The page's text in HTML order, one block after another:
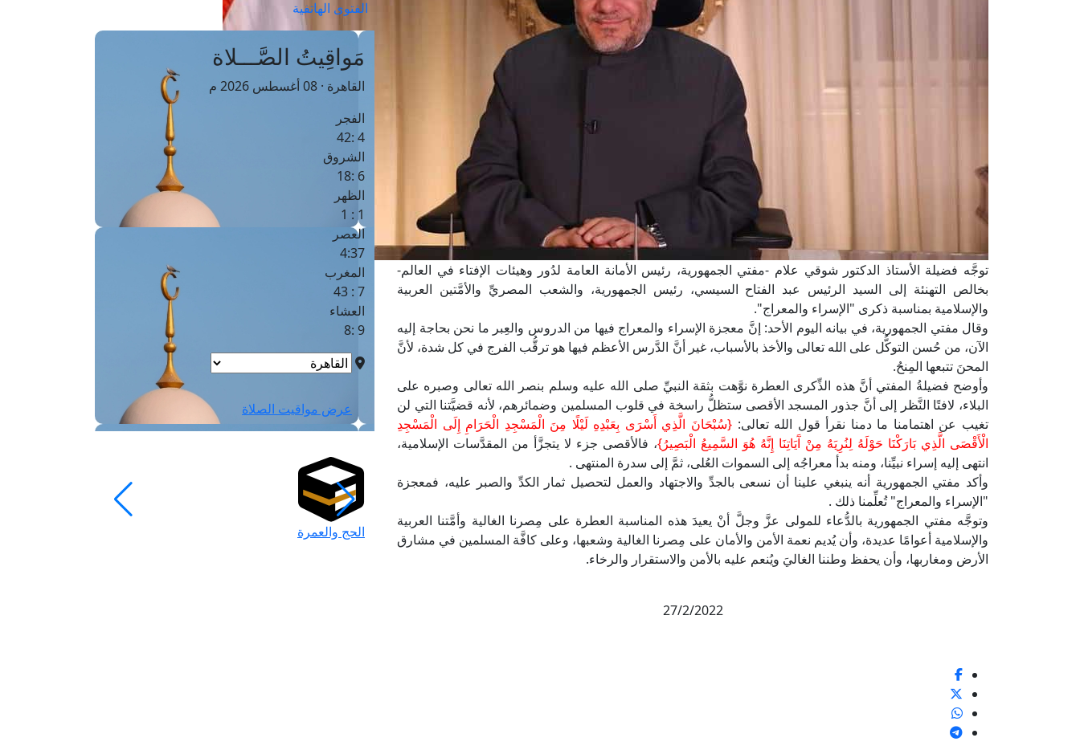
توجَّه فضيلة الأستاذ الدكتور شوقي علام -مفتي الجمهورية، رئيس الأمانة العامة لدُور وهيئات الإفتاء في العالم-
بخالص التهنئة إلى السيد الرئيس عبد الفتاح السيسي، رئيس الجمهورية، والشعب المصريِّ والأمَّتين العربية
والإسلامية بمناسبة ذكرى "الإسراء والمعراج".
وقال مفتي الجمهورية، في بيانه اليوم الأحد: إنَّ معجزة الإسراء والمعراج فيها من الدروس والعِبر ما نحن بحاجة إليه
الآن، من حُسن التوكُّل على الله تعالى والأخذ بالأسباب، غير أنَّ الدَّرس الأعظم فيها هو ترقُّب الفرج في كل شدة، لأنَّ
المحنَ تتبعها المِنحُ.
وأوضح فضيلةُ المفتي أنَّ هذه الذِّكرى العطرة نوَّهت بثقة النبيِّ صلى الله عليه وسلم بنصر الله تعالى وصبره على
البلاء، لافتًا النَّظر إلى أنَّ جذور المسجد الأقصى ستظلُّ راسخة في قلوب المسلمين وضمائرهم، لأنه قضيَّتنا التي لن
تغيب عن اهتمامنا ما دمنا نقرأ قول الله تعالى: {سُبْحَانَ الَّذِي أَسْرَى بِعَبْدِهِ لَيْلًا مِنَ الْمَسْجِدِ الْحَرَامِ إِلَى الْمَسْجِدِ
الْأَقْصَى الَّذِي بَارَكْنَا حَوْلَهُ لِنُرِيَهُ مِنْ آَيَاتِنَا إِنَّهُ هُوَ السَّمِيعُ الْبَصِيرُ}، فالأقصى جزء لا يتجزَّأ من المقدَّسات الإسلامية،
انتهى إليه إسراء نبيِّنا، ومنه بدأ معراجُه إلى السموات العُلى، ثمَّ إلى سدرة المنتهى .
وأكد مفتي الجمهورية أنه ينبغي علينا أن نسعى بالجدِّ والاجتهاد والعمل لتحصيل ثمار الكدِّ والصبر عليه، فمعجزة
"الإسراء والمعراج" تُعلِّمنا ذلك .
وتوجَّه مفتي الجمهورية بالدُّعاء للمولى عزَّ وجلَّ أنْ يعيدَ هذه المناسبة العطرة على مِصرنا الغالية وأمَّتنا العربية
والإسلامية أعوامًا عديدة، وأن يُديم نعمة الأمن والأمان على مِصرنا الغالية وشعبها، وعلى كافَّة المسلمين في مشارق
الأرض ومغاربها، وأن يحفظ وطننا الغاليَ ويُنعم عليه بالأمن والاستقرار والرخاء.
27/2/2022
الفتوى الهاتفية
مَواقِيتُ الصَّـــلاة
القاهرة · 08 أغسطس 2026 م
الفجر
4 :42
الشروق
6 :18
الظهر
1 : 1
العصر
4:37
المغرب
7 : 43
العشاء
9 :8
عرض مواقيت الصلاة
الحج والعمرة